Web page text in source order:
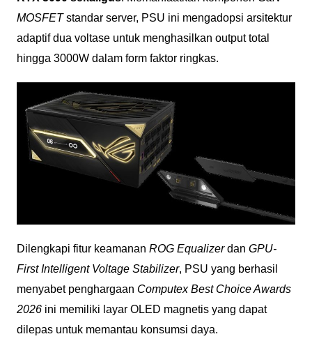
MOSFETstandar server, PSU ini mengadopsi arsitektur
adaptif dua voltase untuk menghasilkan output total
hingga 3000W dalam form faktor ringkas.
Dilengkapi fitur keamanan ROG Equalizerdan GPU-
First Intelligent Voltage Stabilizer, PSU yang berhasil
menyabet penghargaan Computex Best Choice Awards
2026ini memiliki layar OLED magnetis yang dapat
dilepas untuk memantau konsumsi daya.